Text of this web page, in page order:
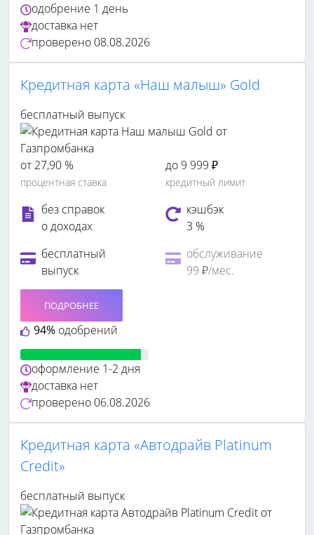
одобрение 1 день
доставка нет
проверено 08.08.2026
Кредитная карта «Наш малыш» Gold
бесплатный выпуск
от 27,90 %
процентная ставка
до 9 999 ₽
кредитный лимит
без справок
о доходах
кэшбэк
3 %
бесплатный
выпуск
обслуживание
99 ₽/мес.
94% одобрений
ПОДРОБНЕЕ
оформление 1-2 дня
доставка нет
проверено 06.08.2026
Кредитная карта «Автодрайв Platinum
Credit»
бесплатный выпуск